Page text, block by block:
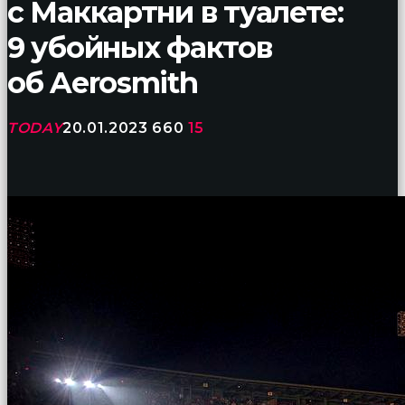
birbirlerine
teşekkür
ederek
bunu
tekrar
yapmak
sözleşiyorlar
evine
takılmaya
gittiğimde
tombul
annesinin
bir
konsantre
olamıyordum
с Маккартни в туалете:
9 убойных фактов
об Aerosmith
TODAY20.01.2023 660 15